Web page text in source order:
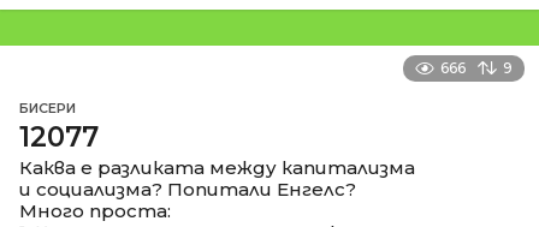
666 9
БИСЕРИ
12077
Каква е разликата между капитализма
и социализма? Попитали Енгелс?
Много проста: